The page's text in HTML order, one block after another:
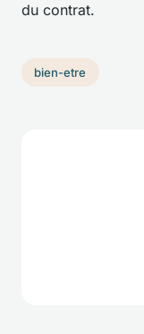
du contrat.
bien-etre